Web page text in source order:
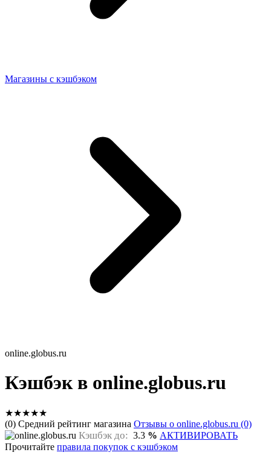
Магазины с кэшбэком
online.globus.ru
Кэшбэк в online.globus.ru
★★★★★
(0) Средний рейтинг магазина Отзывы о online.globus.ru (0)
Кэшбэк до: 3.3 % АКТИВИРОВАТЬ
Прочитайте правила покупок с кэшбэком